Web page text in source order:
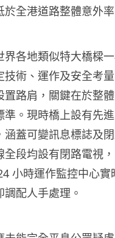
全港道路整體意外率
界各地類似特大橋樑
技術、運作及安全考
置路肩，關鍵在於整
準。現時橋上設有先
涵蓋可變訊息標誌及
全段均設有閉路電視
小時運作監控中心實
配人手處理。